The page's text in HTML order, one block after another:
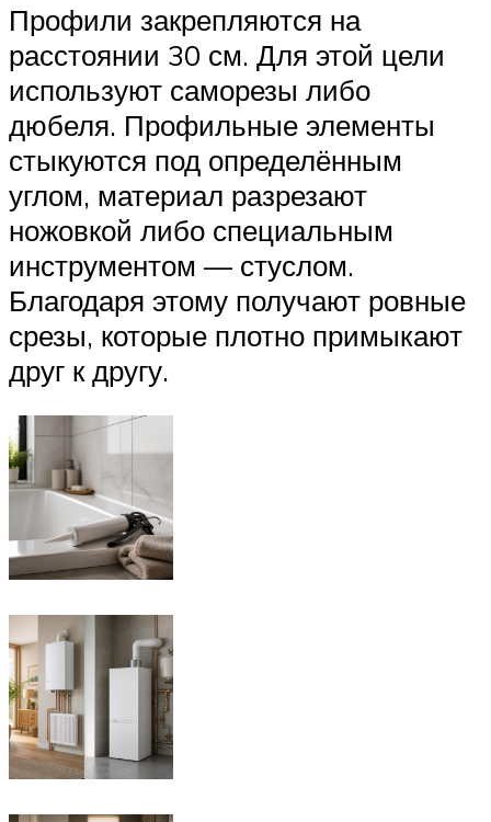
Профили закрепляются на
расстоянии 30 см. Для этой цели
используют саморезы либо
дюбеля. Профильные элементы
стыкуются под определённым
углом, материал разрезают
ножовкой либо специальным
инструментом — стуслом.
Благодаря этому получают ровные
срезы, которые плотно примыкают
друг к другу.